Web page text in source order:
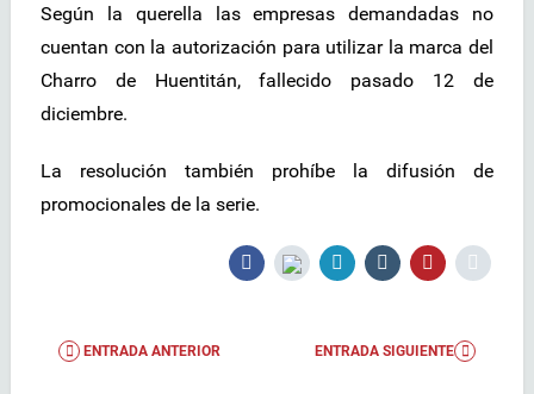
Según la querella las empresas demandadas no
cuentan con la autorización para utilizar la marca del
Charro de Huentitán, fallecido pasado 12 de
diciembre.
La resolución también prohíbe la difusión de
promocionales de la serie.
ENTRADA ANTERIOR ENTRADA SIGUIENTE